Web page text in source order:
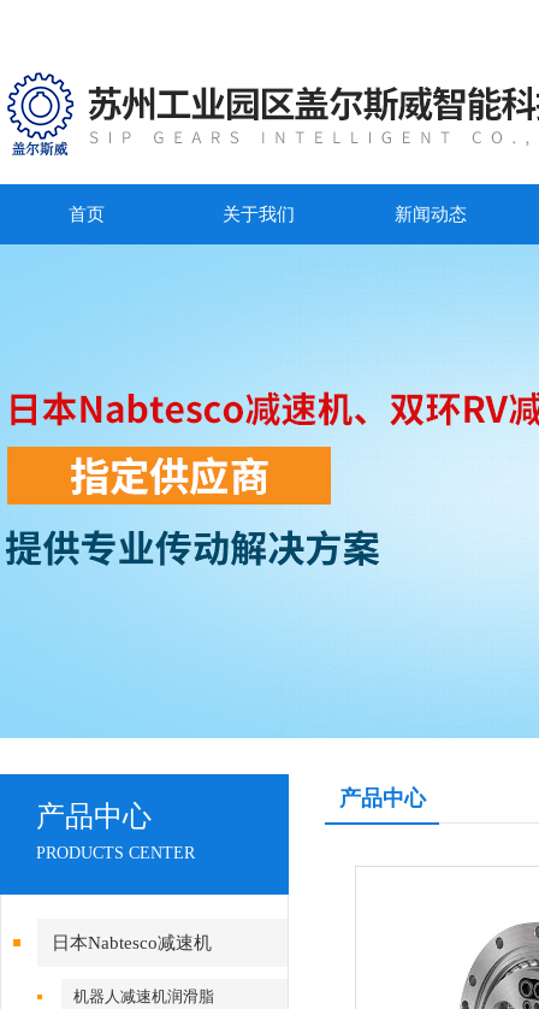
首页 关于我们 新闻动态
产品中心
PRODUCTS CENTER
日本Nabtesco减速机
机器人减速机润滑脂
产品中心